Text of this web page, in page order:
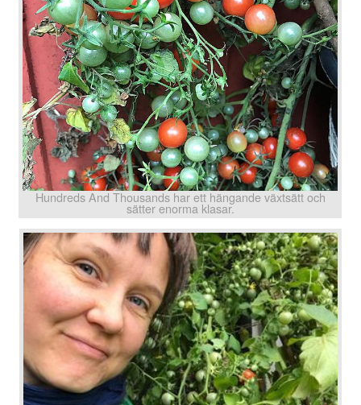
Hundreds And Thousands har ett hängande växtsätt och
sätter enorma klasar.